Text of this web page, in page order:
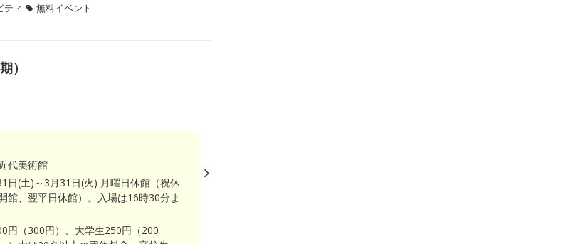
ティ 無料イベント
）
代美術館
日(土)～3月31日(火) 月曜日休館（祝休
館、翌平日休館）。入場は16時30分ま
円（300円）、大学生250円（200